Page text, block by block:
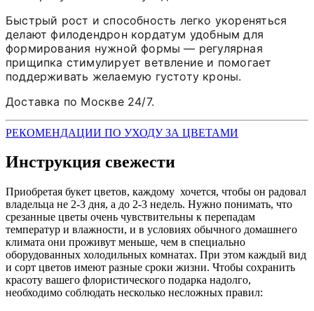
Быстрый рост и способность легко укореняться
делают филодендрон кордатум удобным для
формирования нужной формы — регулярная
прищипка стимулирует ветвление и помогает
поддерживать желаемую густоту кроны.
Доставка по Москве 24/7.
РЕКОМЕНДАЦИИ ПО УХОДУ ЗА ЦВЕТАМИ
Инструкция свежести
Приобретая букет цветов, каждому хочется, чтобы он радовал
владельца не 2-3 дня, а до 2-3 недель. Нужно понимать, что
срезанные цветы очень чувствительны к перепадам
температур и влажности, и в условиях обычного домашнего
климата они проживут меньше, чем в специально
оборудованных холодильных комнатах. При этом каждый вид
и сорт цветов имеют разные сроки жизни. Чтобы сохранить
красоту вашего флористического подарка надолго,
необходимо соблюдать несколько несложных правил: